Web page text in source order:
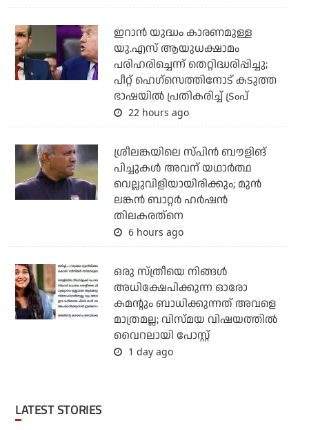
ഇറാന്‍ യുദ്ധം കാരണമുള്ള
യു.എസ് ആയുധക്ഷാമം
പരിഹരിച്ചെന്ന് തെറ്റിദ്ധരിപ്പിച്ചു;
പീറ്റ് ഹെഗ്‌സെത്തിനോട് കടുത്ത
ഭാഷയില്‍ പ്രതികരിച്ച് ട്രംപ്
22 hours ago
ശ്രീലങ്കയിലെ സ്പിന്‍ ബൗളിങ്
പിച്ചുകള്‍ അവന് യഥാര്‍ത്ഥ
വെല്ലുവിളിയായിരിക്കും; മുന്‍
ലങ്കന്‍ ബാറ്റര്‍ ഹര്‍ഷന്‍
തിലകരത്‌നെ
6 hours ago
ഒരു സ്ത്രീയെ നിങ്ങള്‍
അധിക്ഷേപിക്കുന്ന ഓരോ
കമന്റും ബാധിക്കുന്നത് അവളെ
മാത്രമല്ല; വിസ്മയ വിഷയത്തില്‍
വൈറലായി പോസ്റ്റ്
1 day ago
LATEST STORIES